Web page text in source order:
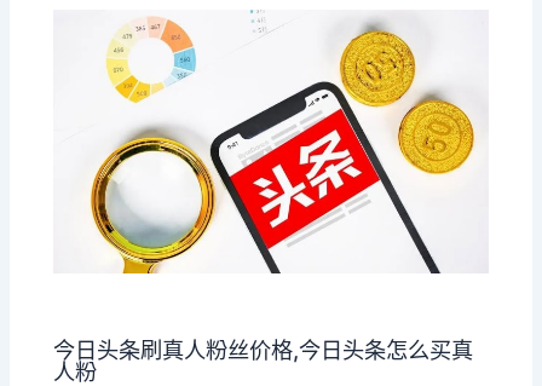
今日头条刷真人粉丝价格,今日头条怎么买真
人粉